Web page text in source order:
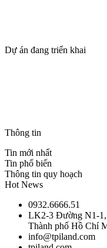
Dự án đang triển khai
Thông tin
Tin mới nhất
Tin phổ biến
Thông tin quy hoạch
Hot News
0932.6666.51
LK2-3 Đường N1-1,
Thành phố Hồ Chí
info@tpiland.com